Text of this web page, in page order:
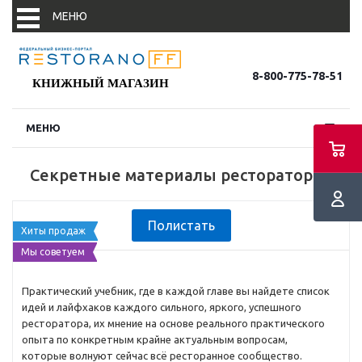
МЕНЮ
Новости
Новости партнеров
События
В фокусе
Конъюнктура
КНИЖНЫЙ МАГАЗИН
8-800-775-78-51
МЕНЮ
Секретные материалы рестораторов
Хиты продаж
Мы советуем
Полистать
Практический учебник, где в каждой главе вы найдете список
идей и лайфхаков каждого сильного, яркого, успешного
ресторатора, их мнение на основе реального практического
опыта по конкретным крайне актуальным вопросам,
которые волнуют сейчас всё ресторанное сообщество.